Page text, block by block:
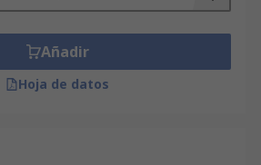
Añadir
Hoja de datos